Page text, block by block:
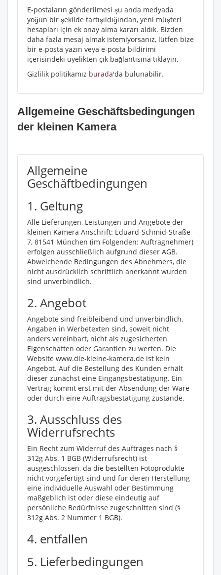
E-postaların gönderilmesi şu anda medyada
yoğun bir şekilde tartışıldığından, yeni müşteri
hesapları için ek onay alma kararı aldık. Bizden
daha fazla mesaj almak istemiyorsanız, lütfen bize
bir e-posta yazın veya e-posta bildirimi
içerisindeki üyelikten çık bağlantısına tıklayın.
Gizlilik politikamız burada'da bulunabilir.
Allgemeine Geschäftsbedingungen
der kleinen Kamera
Allgemeine
Geschäftbedingungen
1. Geltung
Alle Lieferungen, Leistungen und Angebote der
kleinen Kamera Anschrift: Eduard-Schmid-Straße
7, 81541 München (im Folgenden: Auftragnehmer)
erfolgen ausschließlich aufgrund dieser AGB.
Abweichende Bedingungen des Abnehmers, die
nicht ausdrücklich schriftlich anerkannt wurden
sind unverbindlich.
2. Angebot
Angebote sind freibleibend und unverbindlich.
Angaben in Werbetexten sind, soweit nicht
anders vereinbart, nicht als zugesicherten
Eigenschaften oder Garantien zu werten. Die
Website www.die-kleine-kamera.de ist kein
Angebot. Auf die Bestellung des Kunden erhält
dieser zunächst eine Eingangsbestätigung. Ein
Vertrag kommt erst mit der Absendung der Ware
oder durch eine Auftragsbestätigung zustande.
3. Ausschluss des
Widerrufsrechts
Ein Recht zum Widerruf des Auftrages nach §
312g Abs. 1 BGB (Widerrufsrecht) ist
ausgeschlossen, da die bestellten Fotoprodukte
nicht vorgefertigt sind und für deren Herstellung
eine individuelle Auswahl oder Bestimmung
maßgeblich ist oder diese eindeutig auf
persönliche Bedürfnisse zugeschnitten sind (§
312g Abs. 2 Nummer 1 BGB).
4. entfallen
5. Lieferbedingungen